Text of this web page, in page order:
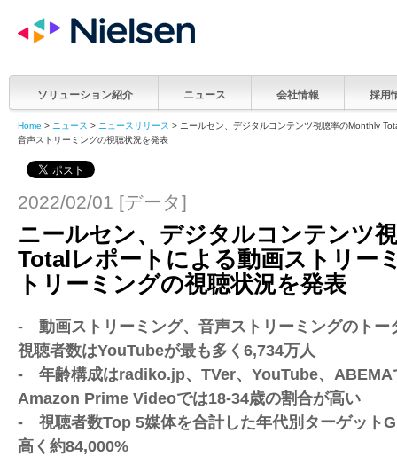
ソリューション紹介 ニュース 会社情報 採用
Home > ニュース > ニュースリリース > ニールセン、デジタルコンテンツ視聴率のMonthly
音声ストリーミングの視聴状況を発表
2022/02/01 [データ]
ニールセン、デジタルコンテンツ
Totalレポートによる動画ストリー
トリーミングの視聴状況を発表
- 動画ストリーミング、音声ストリーミングのトー
視聴者数はYouTubeが最も多く6,734万人
- 年齢構成はradiko.jp、TVer、YouTube、ABEMA
Amazon Prime Videoでは18-34歳の割合が高い
- 視聴者数Top 5媒体を合計した年代別ターゲット
高く約84,000%